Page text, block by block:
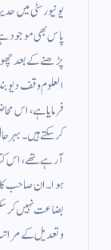
یونیورسٹی میں
پاس بھی موجود
پڑھنے کے بعد
العلوم وقف
فرمایا ہے، اس
کرسکتے ہیں۔ بہر
آرہےتھے، اس
ہوا۔ ان صاحب کا
بضاعت نہیں
وتعدیل کے